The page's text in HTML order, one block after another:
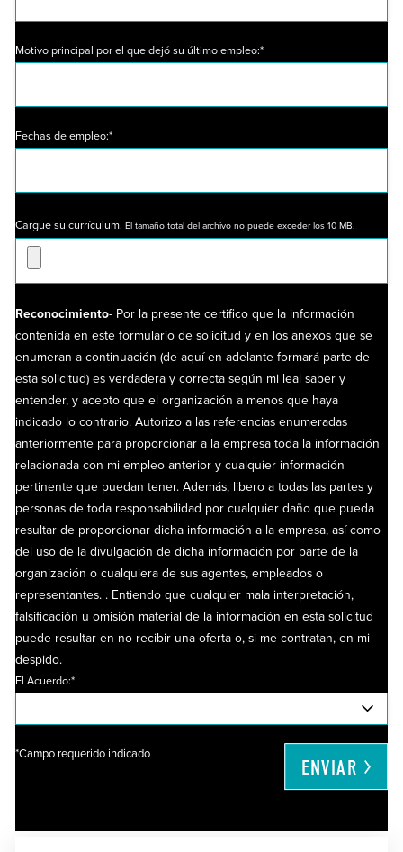
Motivo principal por el que dejó su último empleo:*
Fechas de empleo:*
Cargue su currículum. El tamaño total del archivo no puede exceder los 10 MB.
Reconocimiento- Por la presente certifico que la información
contenida en este formulario de solicitud y en los anexos que se
enumeran a continuación (de aquí en adelante formará parte de
esta solicitud) es verdadera y correcta según mi leal saber y
entender, y acepto que el organización a menos que haya
indicado lo contrario. Autorizo ​​a las referencias enumeradas
anteriormente para proporcionar a la empresa toda la información
relacionada con mi empleo anterior y cualquier información
pertinente que puedan tener. Además, libero a todas las partes y
personas de toda responsabilidad por cualquier daño que pueda
resultar de proporcionar dicha información a la empresa, así como
del uso de la divulgación de dicha información por parte de la
organización o cualquiera de sus agentes, empleados o
representantes. . Entiendo que cualquier mala interpretación,
falsificación u omisión material de la información en esta solicitud
puede resultar en no recibir una oferta o, si me contratan, en mi
despido.
El Acuerdo:*
*Campo requerido indicado
ENVIAR